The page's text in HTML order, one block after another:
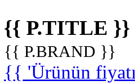
{{ P.TITLE }}
{{ P.BRAND }}
{{ 'Ürünün